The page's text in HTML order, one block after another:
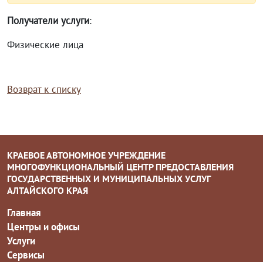
Получатели услуги:
Физические лица
Возврат к списку
КРАЕВОЕ АВТОНОМНОЕ УЧРЕЖДЕНИЕ
МНОГОФУНКЦИОНАЛЬНЫЙ ЦЕНТР ПРЕДОСТАВЛЕНИЯ
ГОСУДАРСТВЕННЫХ И МУНИЦИПАЛЬНЫХ УСЛУГ
АЛТАЙСКОГО КРАЯ
Главная
Центры и офисы
Услуги
Сервисы